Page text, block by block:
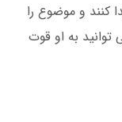
کنند و موضوع را
به او قوت